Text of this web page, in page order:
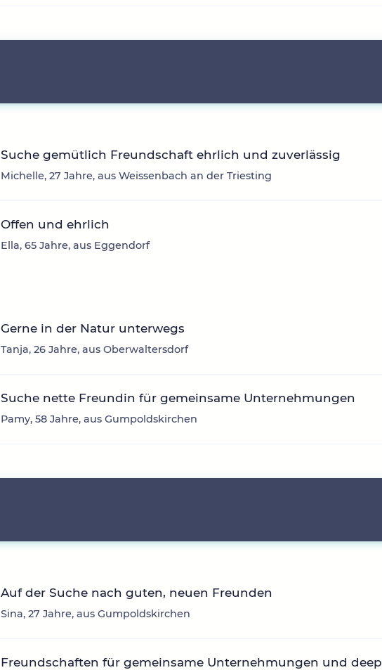
Suche gemütlich Freundschaft ehrlich und zuverlässig
Michelle, 27 Jahre, aus Weissenbach an der Triesting
Offen und ehrlich
Ella, 65 Jahre, aus Eggendorf
Gerne in der Natur unterwegs
Tanja, 26 Jahre, aus Oberwaltersdorf
Suche nette Freundin für gemeinsame Unternehmungen
Pamy, 58 Jahre, aus Gumpoldskirchen
Auf der Suche nach guten, neuen Freunden
Sina, 27 Jahre, aus Gumpoldskirchen
Freundschaften für gemeinsame Unternehmungen und deep